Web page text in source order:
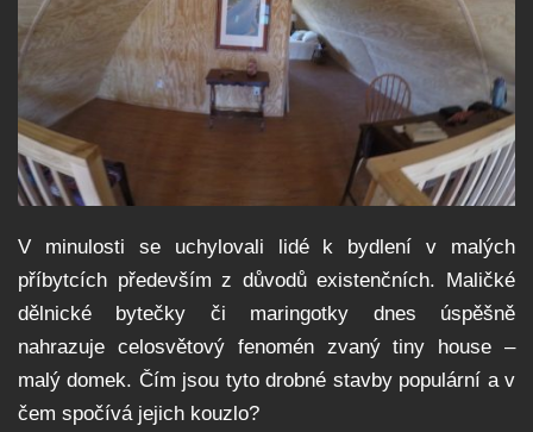
V minulosti se uchylovali lidé k bydlení v malých
příbytcích především z důvodů existenčních. Maličké
dělnické bytečky či maringotky dnes úspěšně
nahrazuje celosvětový fenomén zvaný tiny house –
malý domek. Čím jsou tyto drobné stavby populární a v
čem spočívá jejich kouzlo?